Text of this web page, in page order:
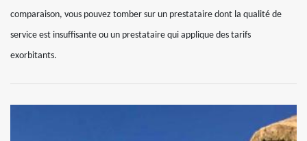
comparaison, vous pouvez tomber sur un prestataire dont la qualité de
service est insuffisante ou un prestataire qui applique des tarifs
exorbitants.